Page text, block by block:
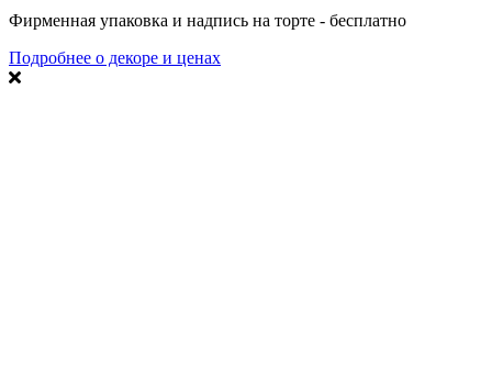
Фирменная упаковка и надпись на торте - бесплатно
Подробнее о декоре и ценах